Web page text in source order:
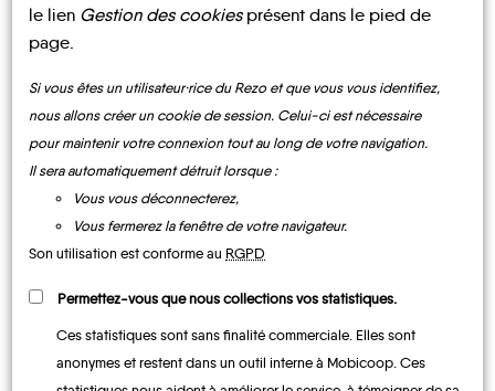
CONTACTEZ-NOUS !
Les infosMOBILITE
À LA
DEMANDE
TRAIN
le lien Gestion des cookiesprésent dans le pied de
page.
Si vous êtes un utilisateur·rice du Rezo et que vous vous identifiez,
nous allons créer un cookie de session. Celui-ci est nécessaire
pour maintenir votre connexion tout au long de votre navigation.
Il sera automatiquement détruit lorsque :
Vous vous déconnecterez,
Vous fermerez la fenêtre de votre navigateur.
Son utilisation est conforme au RGPD
Permettez-vous que nous collections vos statistiques.
Ces statistiques sont sans finalité commerciale. Elles sont
anonymes et restent dans un outil interne à Mobicoop. Ces